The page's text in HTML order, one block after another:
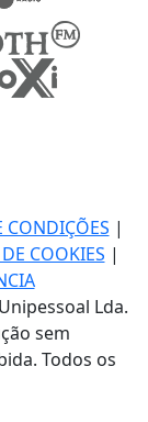
CONDIÇÕES |
COOKIES |
Lda.
sem
Todos os